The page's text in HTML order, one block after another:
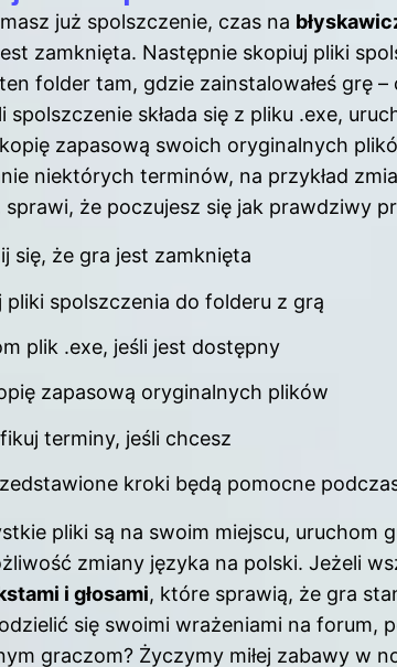
już spolszczenie, czas na
zamknięta. Następnie skopiuj pliki
folder tam, gdzie zainstalowałeś grę
spolszczenie składa się z pliku .exe,
zapasową swoich oryginalnych
niektórych terminów, na przykład
sprawi, że poczujesz się jak prawdziwy
się, że gra jest zamknięta
pliki spolszczenia do folderu z grą
plik .exe, jeśli jest dostępny
zapasową oryginalnych plików
terminy, jeśli chcesz
kroki będą pomocne
pliki są na swoim miejscu, uruchom
zmiany języka na polski. Jeżeli
i głosami, które sprawią, że gra
się swoimi wrażeniami na forum,
graczom? Życzymy miłej zabawy w